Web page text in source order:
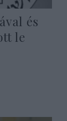
és
le